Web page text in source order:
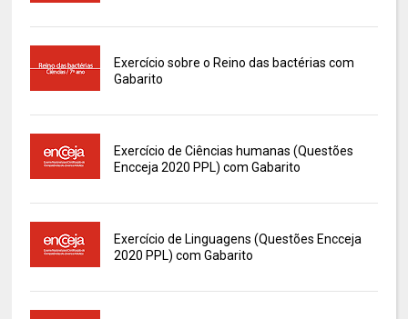
Exercício sobre o Reino das bactérias com
Gabarito
Exercício de Ciências humanas (Questões
Encceja 2020 PPL) com Gabarito
Exercício de Linguagens (Questões Encceja
2020 PPL) com Gabarito